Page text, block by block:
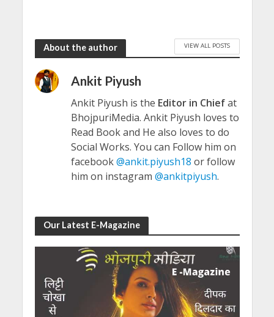
About the author VIEW ALL POSTS
Ankit Piyush
Ankit Piyush is the Editor in Chiefat
BhojpuriMedia. Ankit Piyush loves to
Read Book and He also loves to do
Social Works. You can Follow him on
facebook@ankit.piyush18 or follow
him on instagram @ankitpiyush.
Our Latest E-Magazine